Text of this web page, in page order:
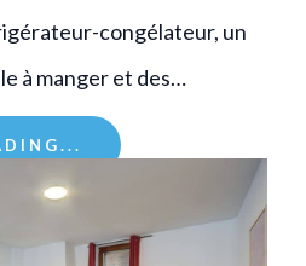
congélateur, un
à manger et des…